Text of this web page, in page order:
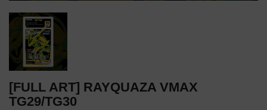
[FULL ART] RAYQUAZA VMAX
TG29/TG30